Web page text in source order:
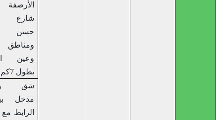
الأرصفة في
شارع الأمير
حسن برهام
ومناطق المرج
وعين الحمام
شق وتأهيل
مدخل بيرزيت
الرابط مع شارع